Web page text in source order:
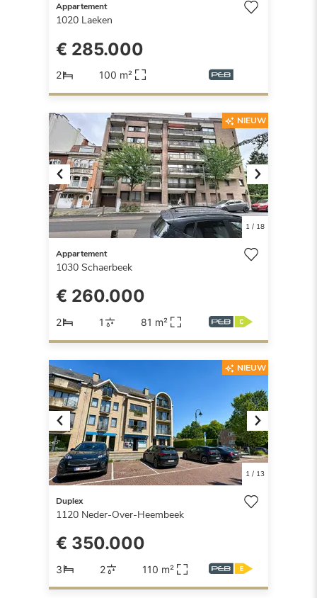
Appartement
1020 Laeken
€ 285.000
2 100 m²
Previous Next
1/ 18
NIEUW
Appartement
1030 Schaerbeek
€ 260.000
2 1 81 m²
Previous Next
1/ 13
NIEUW
Duplex
1120 Neder-Over-Heembeek
€ 350.000
3 2 110 m²